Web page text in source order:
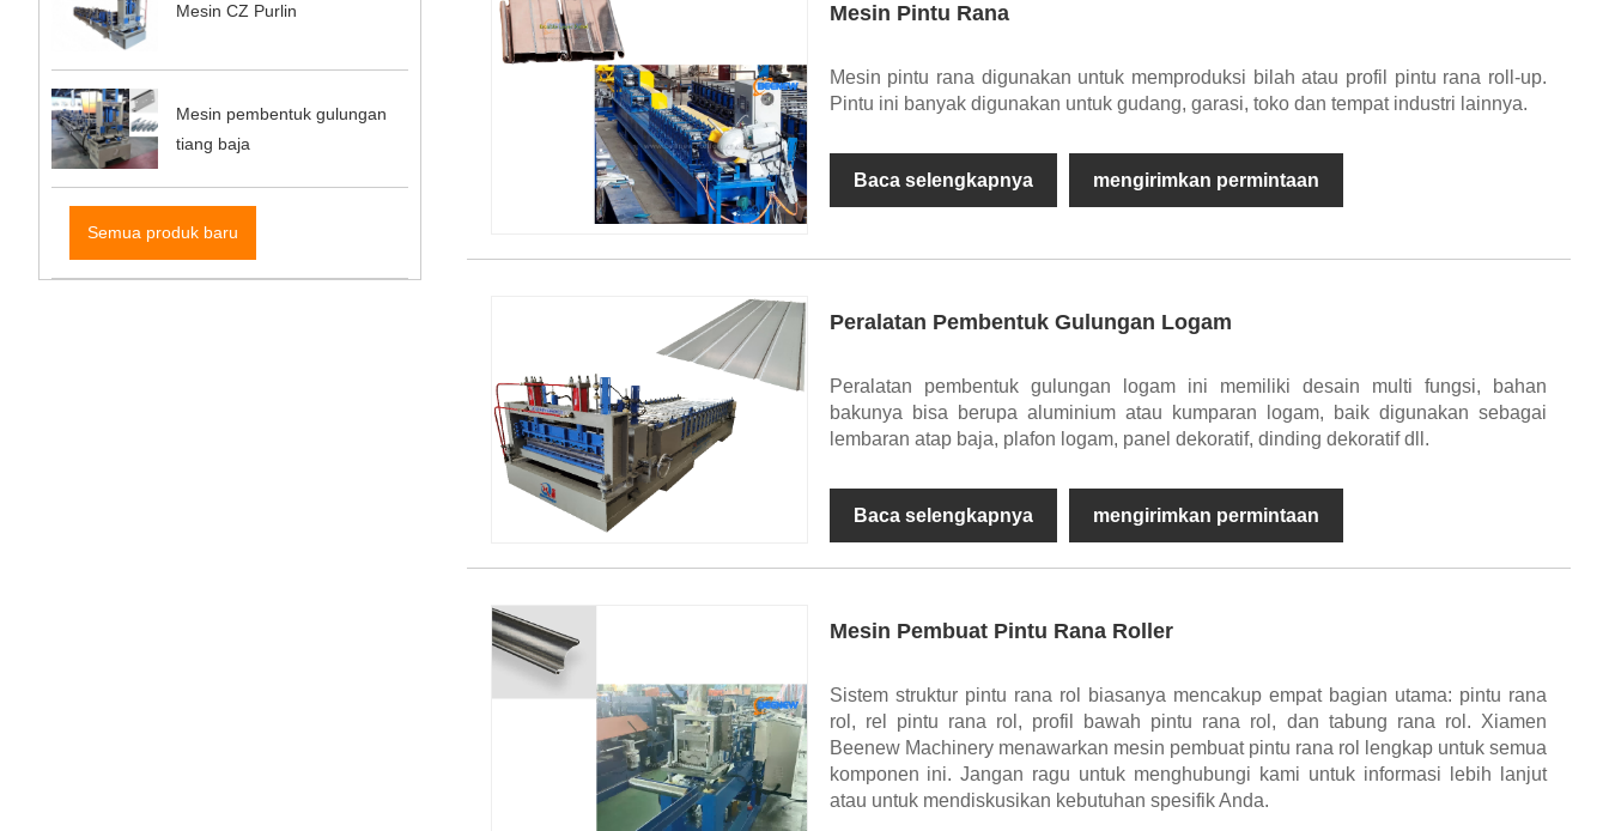
Mesin CZ Purlin
Mesin pembentuk gulungan
tiang baja
Semua produk baru
Mesin Pintu Rana
Mesin pintu rana digunakan untuk memproduksi bilah atau profil pintu rana roll-up.
Pintu ini banyak digunakan untuk gudang, garasi, toko dan tempat industri lainnya.
Baca selengkapnya mengirimkan permintaan
Peralatan Pembentuk Gulungan Logam
Peralatan pembentuk gulungan logam ini memiliki desain multi fungsi, bahan
bakunya bisa berupa aluminium atau kumparan logam, baik digunakan sebagai
lembaran atap baja, plafon logam, panel dekoratif, dinding dekoratif dll.
Baca selengkapnya mengirimkan permintaan
Mesin Pembuat Pintu Rana Roller
Sistem struktur pintu rana rol biasanya mencakup empat bagian utama: pintu rana
rol, rel pintu rana rol, profil bawah pintu rana rol, dan tabung rana rol. Xiamen
Beenew Machinery menawarkan mesin pembuat pintu rana rol lengkap untuk semua
komponen ini. Jangan ragu untuk menghubungi kami untuk informasi lebih lanjut
atau untuk mendiskusikan kebutuhan spesifik Anda.